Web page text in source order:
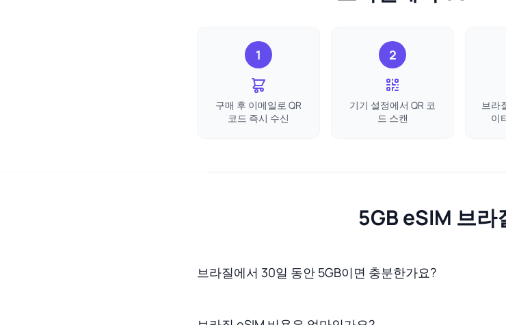
1
구매 후 이메일로 QR
코드 즉시 수신
2
기기 설정에서 QR 코
드 스캔
브라
이
5GB eSIM 브라
브라질에서 30일 동안 5GB이면 충분한가요?